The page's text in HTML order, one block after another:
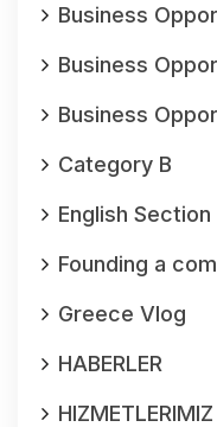
Business
Business
Business
Category B
English Section
Founding a
Greece Vlog
HABERLER
HIZMETLERIMIZ